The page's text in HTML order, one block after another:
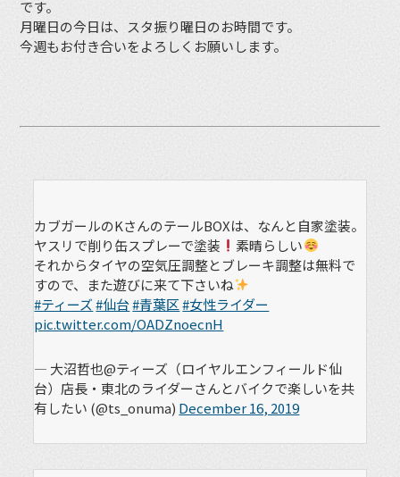
です。
月曜日の今日は、スタ振り曜日のお時間です。
今週もお付き合いをよろしくお願いします。
カブガールのKさんのテールBOXは、なんと自家塗装。
ヤスリで削り缶スプレーで塗装
素晴らしい
それからタイヤの空気圧調整とブレーキ調整は無料で
すので、また遊びに来て下さいね
#ティーズ#仙台#青葉区 #女性ライダー
pic.twitter.com/OADZnoecnH
— 大沼哲也@ティーズ（ロイヤルエンフィールド仙
台）店長・東北のライダーさんとバイクで楽しいを共
有したい (@ts_onuma) December 16, 2019